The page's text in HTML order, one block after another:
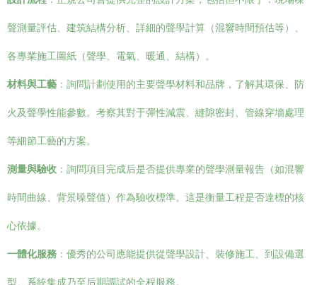
聲測量評估、建筑結構分析、詳細的聲學計算（混響時間預估等）、
各專業施工圖紙（聲學、電氣、暖通、結構）。
材料與工藝 ：詢問計劃使用的主要聲學材料和品牌，了解其環保、防
火及聲學性能參數。考察其對于彈性減震、縫隙密封、管線穿墻處理
等細節工藝的方案。
測量與驗收 ：詢問項目完成后是否提供專業的聲學測量報告（如混響
時間曲線、背景噪聲值）作為驗收標準。這是衡量工程是否達標的核
心依據。
一體化服務 ：優秀的公司應能提供從聲學設計、裝修施工、到設備選
型、系統集成乃至后期調試的全程服務。